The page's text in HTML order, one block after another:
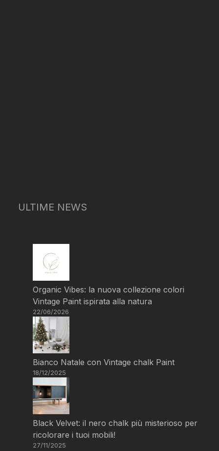
ULTIME NEWS
Organic Vibes: la nuova collezione colori
Vintage Paint ispirata alla natura
22/06/2026
Bianco Natale con Vintage chalk Paint
18/12/2025
Black Velvet: il nero chalk più misterioso per
ricolorare i tuoi mobili!
27/11/2025